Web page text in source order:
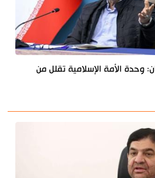
وحدة الأمة الإسلامية تقلل من